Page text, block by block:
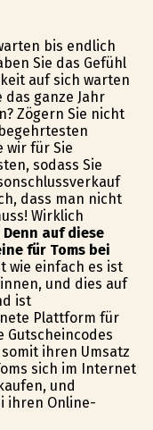
bis endlich
Sie das Gefühl
auf sich warten
das ganze Jahr
Zögern Sie nicht
wir für Sie
sodass Sie
dass man nicht
Wirklich
Denn auf diese
für Toms bei
wie einfach es ist
und dies auf
ist
Plattform für
Gutscheincodes
ihren Umsatz
sich im Internet
und
ihren Online-